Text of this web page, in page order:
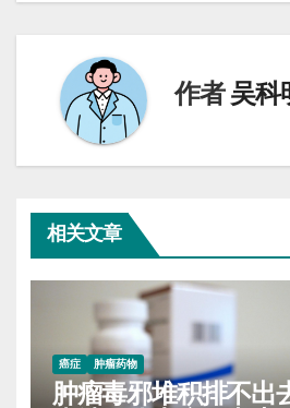
航
作者吴科
相关文章
癌症 肿瘤药物
肿瘤毒邪堆积排不出